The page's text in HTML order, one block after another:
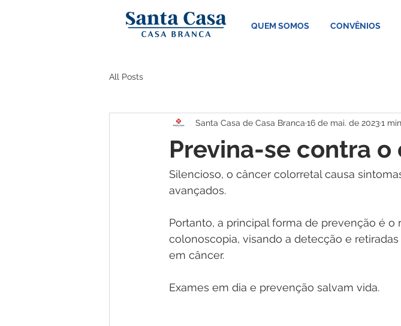
QUEM SOMOS CONVÊNIOS
All Posts
Previna-se contra
Santa Casa de Casa Branca 16 de mai. de 20231
Silencioso, o câncer colorretal causa
avançados.
Portanto, a principal forma de prevenção é
colonoscopia, visando a detecção e
em câncer.
Exames em dia e prevenção salvam vida.